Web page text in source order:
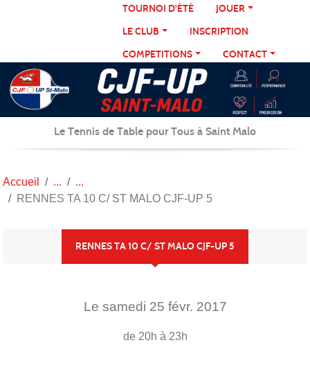
TOURNOI D'ÉTÉ
JOUER
LE CLUB
INSCRIPTION
COMPETITIONS
CONTACT
Le Tennis de Table pour Tous à Saint Malo
Accueil
RENNES TA 10 C/ ST MALO CJF-UP 5
RENNES TA 10 C/ ST MALO CJF-UP 5
Le samedi 25 févr. 2017
de 20h à 23h
Panneau de gestion des cookies